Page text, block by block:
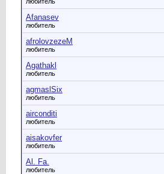
Afanasev
любитель
afrolovzezeM
любитель
Agathakl
любитель
agmaslSix
любитель
airconditi
любитель
aisakovfer
любитель
Al. Fa.
любитель